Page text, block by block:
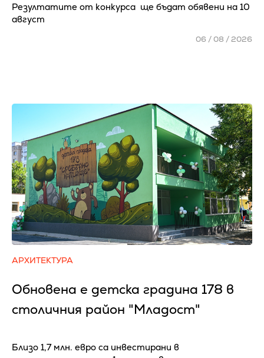
Резултатите от конкурса ще бъдат обявени на 10
август
06 / 08 / 2026
АРХИТЕКТУРА
Обновена е детска градина 178 в
столичния район "Младост"
Близо 1,7 млн. евро са инвестирани в